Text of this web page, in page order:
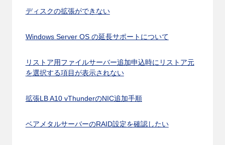
ディスクの拡張ができない
Windows Server OS の延長サポートについて
リストア用ファイルサーバー追加申込時にリストア元
を選択する項目が表示されない
拡張LB A10 vThunderのNIC追加手順
ベアメタルサーバーのRAID設定を確認したい